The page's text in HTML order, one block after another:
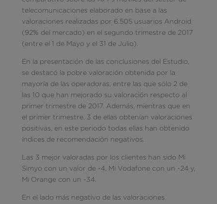
telecomunicaciones elaborado en base a las
valoraciones realizadas por 6.505 usuarios Android
(92% del mercado) en el segundo trimestre de 2017
(entre el 1 de Mayo y el 31 de Julio).
En la presentación de las conclusiones del Estudio,
se destacó la pobre valoración obtenida por la
mayoría de las operadoras, entre las que sólo 2 de
las 10 que han mejorado su valoración respecto al
primer trimestre de 2017. Además, mientras que en
el primer trimestre, 3 de ellas obtenían valoraciones
positivas, en este periodo todas ellas han obtenido
índices de recomendación negativos.
Las 3 mejor valoradas por los clientes han sido Mi
Simyo con un valor de -4, Mi Vodafone con un -24 y,
Mi Orange con un -34.
En el lado más negativo de las valoraciones